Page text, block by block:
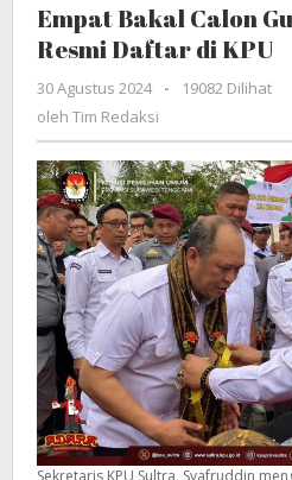
Sultra
Resmi
Empat Bakal Calon
Resmi Daftar di KPU
30 Agustus 2024
oleh
-
19082 Dilihat
oleh Tim Redaksi